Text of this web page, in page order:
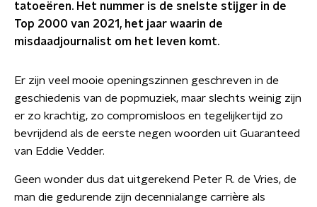
tatoeëren. Het nummer is de snelste stijger in de
Top 2000 van 2021, het jaar waarin de
misdaadjournalist om het leven komt.
Er zijn veel mooie openingszinnen geschreven in de
geschiedenis van de popmuziek, maar slechts weinig zijn
er zo krachtig, zo compromisloos en tegelijkertijd zo
bevrijdend als de eerste negen woorden uit Guaranteed
van Eddie Vedder.
Geen wonder dus dat uitgerekend Peter R. de Vries, de
man die gedurende zijn decennialange carrière als